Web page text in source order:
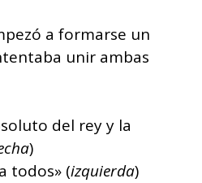
a formarse un
unir ambas
del rey y la
)
todos» (izquierda)